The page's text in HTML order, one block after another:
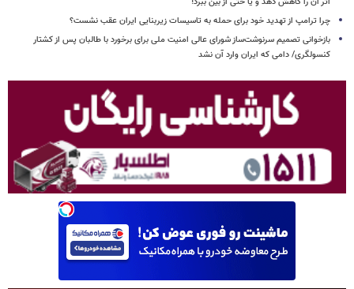
چرا ترامپ از تهدید خود برای حمله به تاسیسات زیربنایی ایران عقب نشست؟
بازخوانی تصمیم سرنوشت‌ساز شورای عالی امنیت ملی برای برخورد با طالبان پس از کشتار
کنسولگری/ دامی که ایران وارد آن نشد